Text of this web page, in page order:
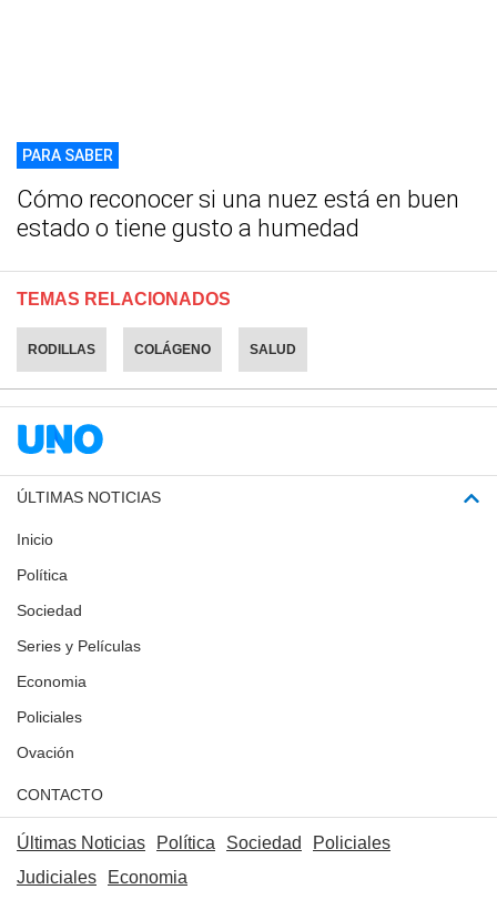
PARA SABER
Cómo reconocer si una nuez está en buen
estado o tiene gusto a humedad
TEMAS RELACIONADOS
RODILLAS COLÁGENO SALUD
ÚLTIMAS NOTICIAS
Inicio
Política
Sociedad
Series y Películas
Economia
Policiales
Ovación
CONTACTO
Últimas Noticias Política Sociedad
Policiales
Judiciales
Economia